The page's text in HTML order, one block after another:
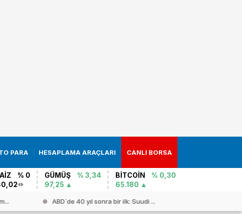
PARA HESAPLAMA ARAÇLARI CANLI BORSA
% 0
GÜMÜŞ
% 3,34
97,25
BİTCOİN
% 0,30
65.180
ABD`de 40 yıl sonra bir ilk: Suudi ...